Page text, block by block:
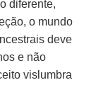
diferente,
o mundo
deve
e não
vislumbra